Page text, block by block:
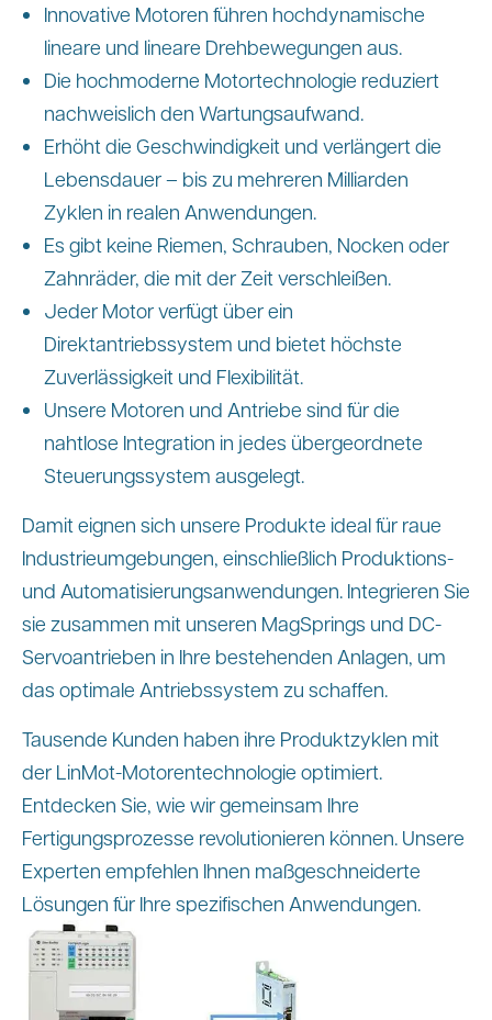
Innovative Motoren führen hochdynamische
lineare und lineare Drehbewegungen aus.
Die hochmoderne Motortechnologie reduziert
nachweislich den Wartungsaufwand.
Erhöht die Geschwindigkeit und verlängert die
Lebensdauer – bis zu mehreren Milliarden
Zyklen in realen Anwendungen.
Es gibt keine Riemen, Schrauben, Nocken oder
Zahnräder, die mit der Zeit verschleißen.
Jeder Motor verfügt über ein
Direktantriebssystem und bietet höchste
Zuverlässigkeit und Flexibilität.
Unsere Motoren und Antriebe sind für die
nahtlose Integration in jedes übergeordnete
Steuerungssystem ausgelegt.
Damit eignen sich unsere Produkte ideal für raue
Industrieumgebungen, einschließlich Produktions-
und Automatisierungsanwendungen. Integrieren Sie
sie zusammen mit unseren MagSprings und DC-
Servoantrieben in Ihre bestehenden Anlagen, um
das optimale Antriebssystem zu schaffen.
Tausende Kunden haben ihre Produktzyklen mit
der LinMot-Motorentechnologie optimiert.
Entdecken Sie, wie wir gemeinsam Ihre
Fertigungsprozesse revolutionieren können. Unsere
Experten empfehlen Ihnen maßgeschneiderte
Lösungen für Ihre spezifischen Anwendungen.